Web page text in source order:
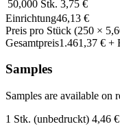
50,000 Stk. 3,75 €
Einrichtung46,13 €
Preis pro Stück (250 ×
Gesamtpreis1.461,37 € +
Samples
Samples are available on
1 Stk. (unbedruckt) 4,46 €